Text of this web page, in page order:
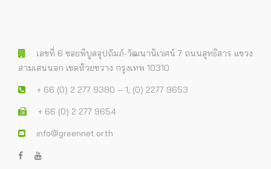
เลขที่ 6 ซอยพิบูลอุปถัมภ์-วัฒนานิเวศน์ 7 ถนนสุทธิสาร แขวง
สามเสนนอก เขตห้วยขวาง กรุงเทพ 10310
+ 66 (0) 2 277 9380 – 1, (0) 2277 9653
+ 66 (0) 2 277 9654
info@greennet.or.th